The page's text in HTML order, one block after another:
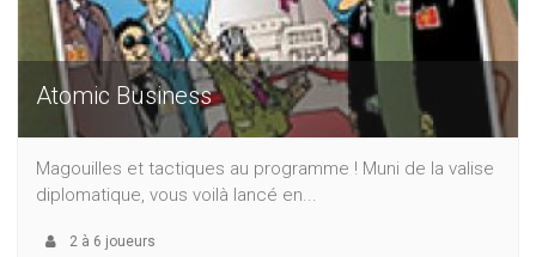
Atomic Business
Magouilles et tactiques au programme ! Muni de la valise
diplomatique, vous voilà lancé en...
2 à 6 joueurs